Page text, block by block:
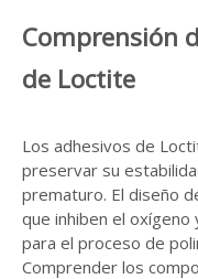
Comprensión
de Loctite
Los adhesivos de
preservar su
prematuro. El diseño
que inhiben el oxígeno
para el proceso de
Comprender los